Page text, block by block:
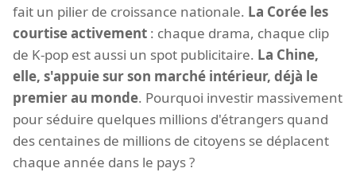
fait un pilier de croissance nationale. La Corée les
courtise activement : chaque drama, chaque clip
de K-pop est aussi un spot publicitaire. La Chine,
elle, s'appuie sur son marché intérieur, déjà le
premier au monde. Pourquoi investir massivement
pour séduire quelques millions d'étrangers quand
des centaines de millions de citoyens se déplacent
chaque année dans le pays ?